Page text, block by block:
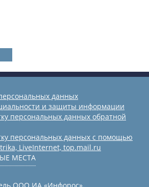
данных
и защиты информации
персональных данных обратной
персональных данных с помощью
LiveInternet, top.mail.ru
МЕСТА
ООО ИА «Инфорос».